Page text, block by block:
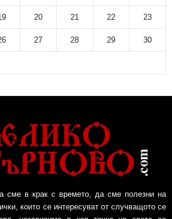
20 21 22 23
27 28 29 30
сме в крак с времето, да сме полезни на
които се интересуват от случващото се